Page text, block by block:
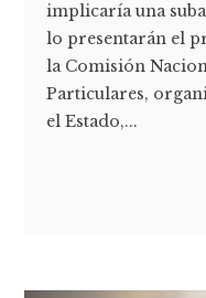
implicaría una
lo presentarán el
la Comisión
Particulares,
el Estado,...